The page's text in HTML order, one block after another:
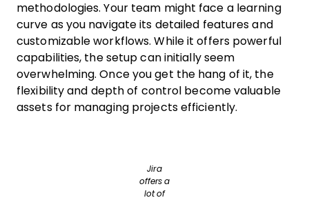
methodologies. Your team might face a learning
curve as you navigate its detailed features and
customizable workflows. While it offers powerful
capabilities, the setup can initially seem
overwhelming. Once you get the hang of it, the
flexibility and depth of control become valuable
assets for managing projects efficiently.
Jira
offers a
lot of